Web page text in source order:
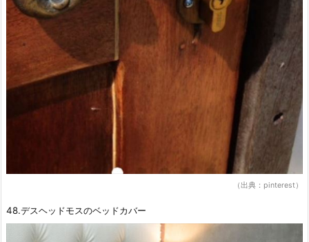
（出典：pinterest）
48.デスヘッドモスのベッドカバー